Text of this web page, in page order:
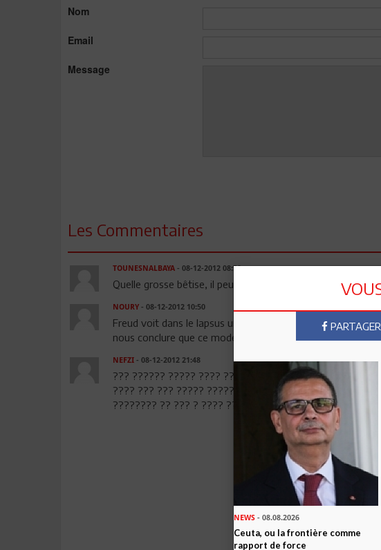
Nom
Email
Message
Les Commentaires
TOUNESNALBAYA- 08-12-2012 08:58
Quelle grosse bêtise, il peut même pas être un planton.
NOURY- 08-12-2012 10:50
Freud voit dans le lapsus un symptôme important de
nous conclure que ce modérateur a exprimé un désir
NEFZI- 08-12-2012 21:48
??? ?????? ????? ???? ?? ?? ??????? ?? ??????? ???
???? ??? ??? ????? ??????? ???????. ?????? ?? ??
???????? ?? ??? ? ???? ????? ?? ??? ???? ? ??????.
PARTAGER
NEWS - 08.08.2026
Ceuta, ou la frontière comme
rapport de force